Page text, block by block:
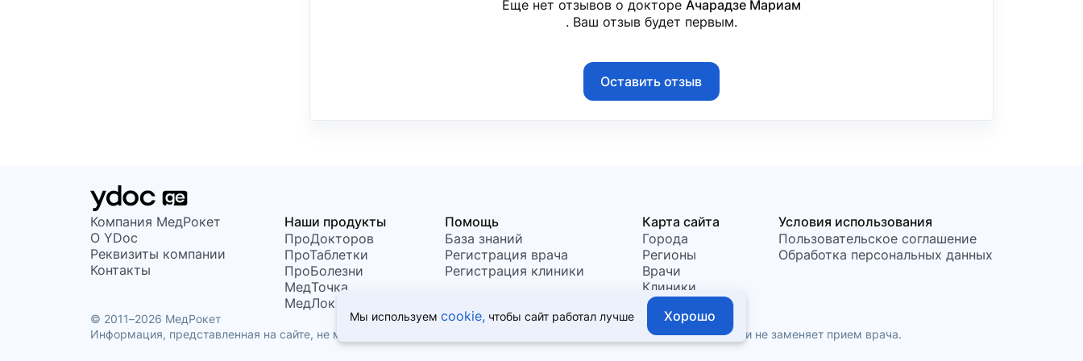
Мы используемcookie, чтобы сайт работал лучше Хорошо
Еще нет отзывов о докторе Ачарадзе Мариам
. Ваш отзыв будет первым.
Оставить отзыв
Компания МедРокет
О YDoc
Реквизиты компании
Контакты
Наши продукты
ПроДокторов
ПроТаблетки
ПроБолезни
МедТочка
МедЛок
Помощь
База знаний
Регистрация врача
Регистрация клиники
Карта сайта
Города
Регионы
Врачи
Клиники
Условия использования
Пользовательское соглашение
Обработка персональных данных
© 2011–2026 МедРокет
Информация, представленная на сайте, не может быть использована для постановки диагноза, назначения лечения и не заменяет прием врача.